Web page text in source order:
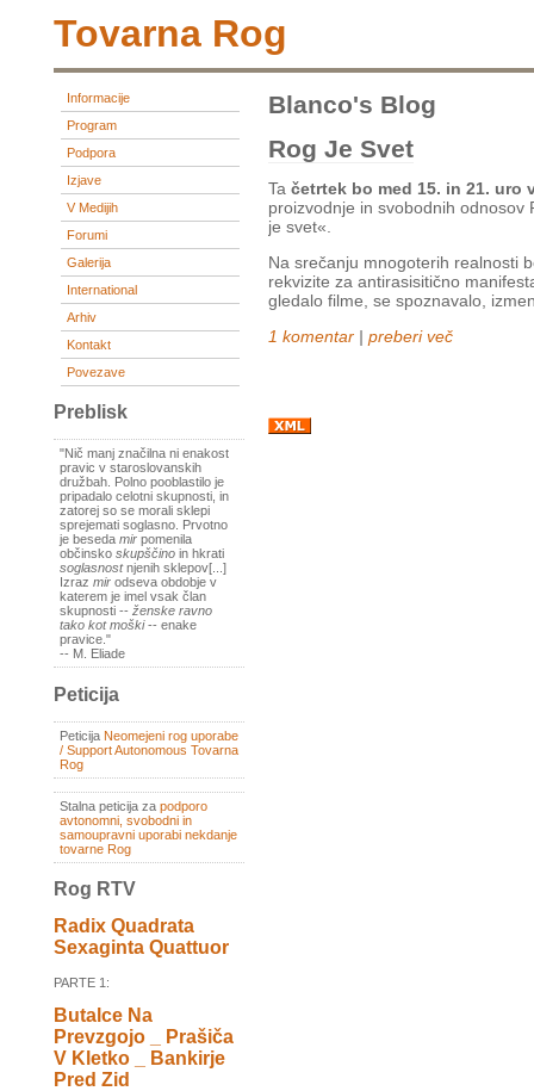
Tovarna Rog
Informacije
Program
Podpora
Izjave
V Medijih
Forumi
Galerija
International
Arhiv
Kontakt
Povezave
Preblisk
"Nič manj značilna ni enakost
pravic v staroslovanskih
družbah. Polno pooblastilo je
pripadalo celotni skupnosti, in
zatorej so se morali sklepi
sprejemati soglasno. Prvotno
je beseda mir pomenila
občinsko skupščino in hkrati
soglasnostnjenih sklepov[...]
Izraz mir odseva obdobje v
katerem je imel vsak član
skupnosti -- ženske ravno
tako kot moški-- enake
pravice."
-- M. Eliade
Peticija
Peticija Neomejeni rog uporabe
/ Support Autonomous Tovarna
Rog
Stalna peticija za podporo
avtonomni, svobodni in
samoupravni uporabi nekdanje
tovarne Rog
Rog RTV
Radix Quadrata
Sexaginta Quattuor
PARTE 1:
Butalce Na
Prevzgojo _ Prašiča
V Kletko _ Bankirje
Pred Zid
Blanco's Blog
Rog Je Svet
Ta četrtek bo med 15. in 21. uro
proizvodnje in svobodnih odnosov
je svet«.
Na srečanju mnogoterih realnosti
rekvizite za antirasisitično
gledalo filme, se spoznavalo,
1 komentar | preberi več